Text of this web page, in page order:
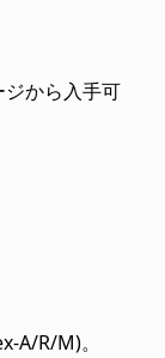
から入手可
A/R/M)。